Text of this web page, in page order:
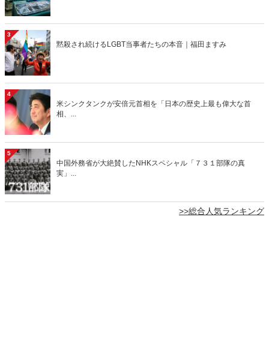
3
黙殺され続けるLGBT当事者たちの本音｜福田ますみ
4
米シンクタンクが安倍元首相を「日本の歴史上最も偉大な首
相、...
5
中国外務省が大絶賛したNHKスペシャル「７３１部隊の真
実」...
>>総合人気ランキング